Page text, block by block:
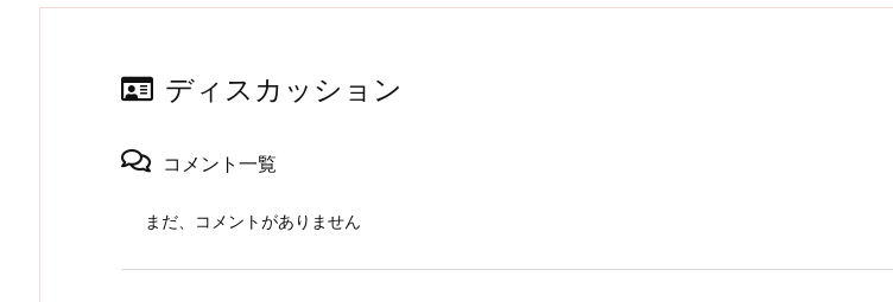
ディスカッション
コメント一覧
まだ、コメントがありません